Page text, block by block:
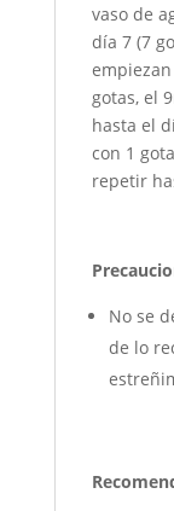
vaso de
día 7 (7
gotas, el
hasta el
con 1
repetir
No se
de lo